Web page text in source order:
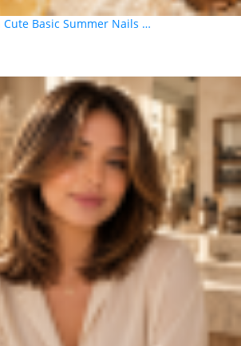
Cute Basic Summer Nails …